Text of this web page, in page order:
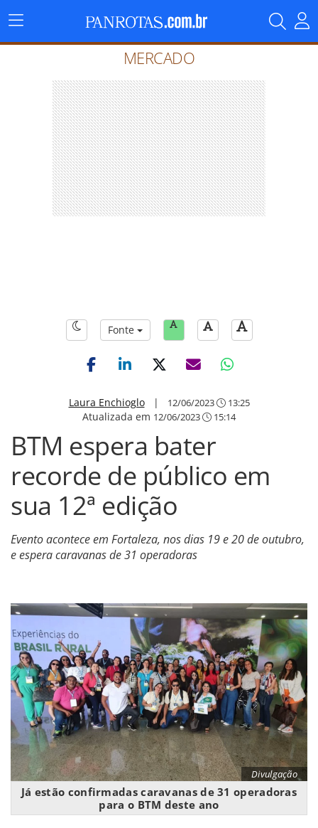
Menu
Principal
MERCADO
Fonte
Laura Enchioglo| 12/06/2023 13:25
Atualizada em 12/06/2023 15:14
BTM espera bater
recorde de público em
sua 12ª edição
Evento acontece em Fortaleza, nos dias 19 e 20 de outubro,
e espera caravanas de 31 operadoras
Divulgação
Já estão confirmadas caravanas de 31 operadoras
para o BTM deste ano